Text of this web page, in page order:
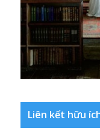
Liên kết hữu